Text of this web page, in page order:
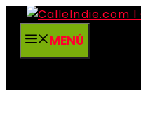
Saltar
contenidoMENÚ